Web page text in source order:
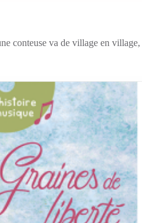
conteuse va de village en